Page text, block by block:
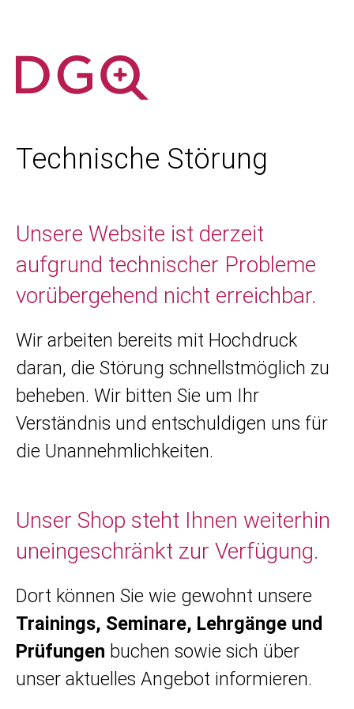
Technische Störung
Unsere Website ist derzeit
aufgrund technischer Probleme
vorübergehend nicht erreichbar.
Wir arbeiten bereits mit Hochdruck
daran, die Störung schnellstmöglich zu
beheben. Wir bitten Sie um Ihr
Verständnis und entschuldigen uns für
die Unannehmlichkeiten.
Unser Shop steht Ihnen weiterhin
uneingeschränkt zur Verfügung.
Dort können Sie wie gewohnt unsere
Trainings, Seminare, Lehrgänge und
Prüfungen buchen sowie sich über
unser aktuelles Angebot informieren.